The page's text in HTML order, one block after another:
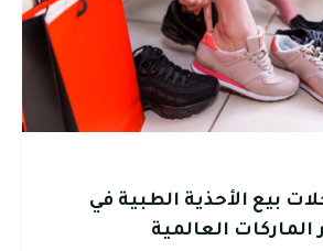
بيع الأحذية الطبية في
العالمية